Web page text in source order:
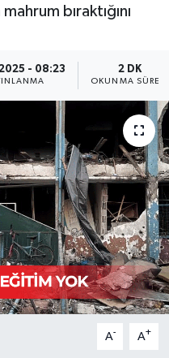
bıraktığını
- 08:23 2 DK
OKUNMA SÜRESI
A- A+